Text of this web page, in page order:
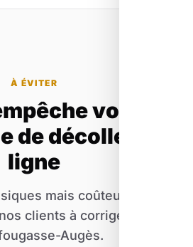
À ÉVITER
votre
de décoller en
ligne
mais coûteuses que
clients à corriger de
Augès.